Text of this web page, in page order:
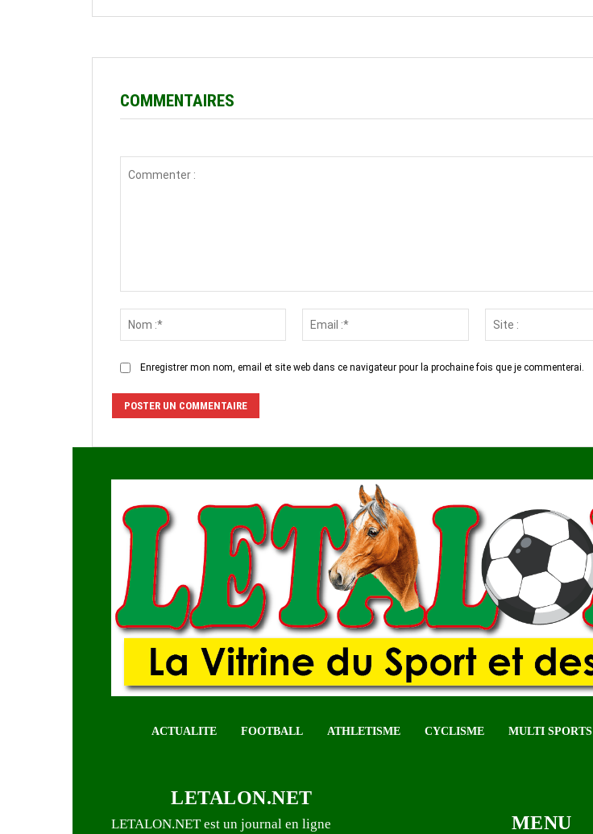
COMMENTAIRES
Enregistrer mon nom, email et site web dans ce navigateur pour la prochaine fois que je commenterai.
ACTUALITE FOOTBALL ATHLETISME CYCLISME MULTI SPORTS
LETALON.NET
LETALON.NET est un journal en ligne MENU